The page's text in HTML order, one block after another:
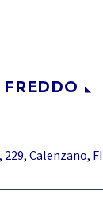
229, Calenzano, FI